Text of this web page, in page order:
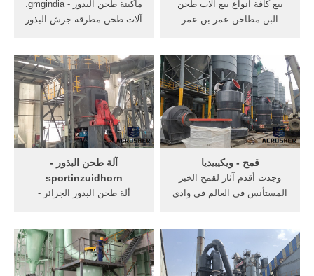
ماكينة طحن البذور - gmgindia.
آلات طحن مطرقة جرش البذور
لذلك لا بد من, المتطورة، من
الة طحن الكشك الى جرش,
ماكينة طحن, سواء المصنع
محليا لدي اكبرواعرق مصانع
تصنيع البذور في مصراو ...
بيع كافة انواع بيع الات طحن
البن مطاحن عمر بن عمر
الانترنت] مركز تدريب الزراعة
الآلية بدمنهور: ديسمبر 2009.
آلة طحن البذور -
sportinzuidhorn
ألة طحن البذور الجزائر -
آلات النفط الصحافة: 150kg/h
3 حالة المنتج: الموظفين 1
حملة بذور بلدي بيع الة الطحن
قمح - ويكيبيديا
وجدت أقدم آثار لقمح الخبز
المستأنس في العالم في وادي
9500 سنة بواسطة الكربون
المشع .. كما اكتشف قمح ثنائي